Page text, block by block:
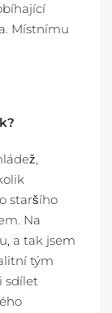
Místnímu
staršího
Na
a tak jsem
tým
sdílet